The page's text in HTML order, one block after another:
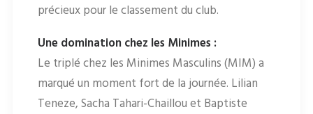
précieux pour le classement du club.
Une domination chez les Minimes :
Le triplé chez les Minimes Masculins (MIM) a
marqué un moment fort de la journée. Lilian
Teneze, Sacha Tahari-Chaillou et Baptiste